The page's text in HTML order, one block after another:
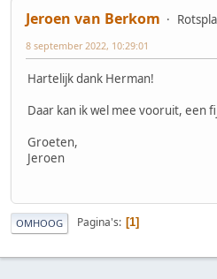
Jeroen van Berkom
8 september 2022, 10:29:01
Hartelijk dank Herman!
Daar kan ik wel mee vooruit, een
Groeten,
Jeroen
OMHOOG Pagina's 1